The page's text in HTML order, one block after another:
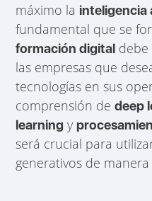
máximo la inteligencia
fundamental que se
formación digital
las empresas que
tecnologías en sus
comprensión dedeep
learning y
será crucial para
generativos de manera